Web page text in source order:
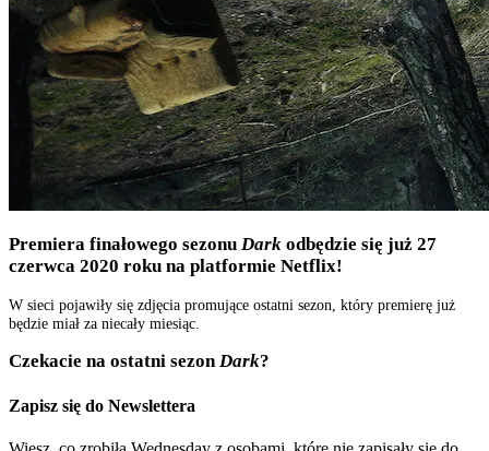
Premiera finałowego sezonu Dark odbędzie się już 27
czerwca 2020 roku na platformie Netflix!
W sieci pojawiły się zdjęcia promujące ostatni sezon, który premierę już
będzie miał za niecały miesiąc.
Czekacie na ostatni sezonDark?
Zapisz się do Newslettera